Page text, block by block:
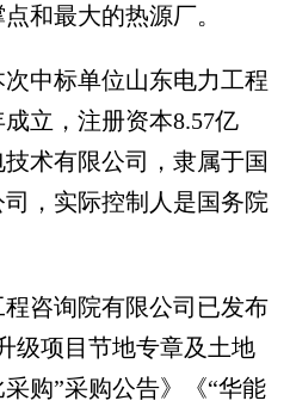
和最大的热源厂。
中标单位山东电力工程
立，注册资本8.57亿
术有限公司，隶属于国
，实际控制人是国务院
咨询院有限公司已发布
级项目节地专章及土地
购”采购公告》《“华能